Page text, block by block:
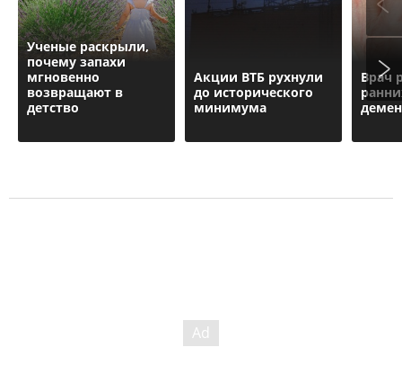
Ученые раскрыли,
почему запахи
мгновенно
возвращают в
детство
Акции ВТБ рухнули
до исторического
минимума
Врач